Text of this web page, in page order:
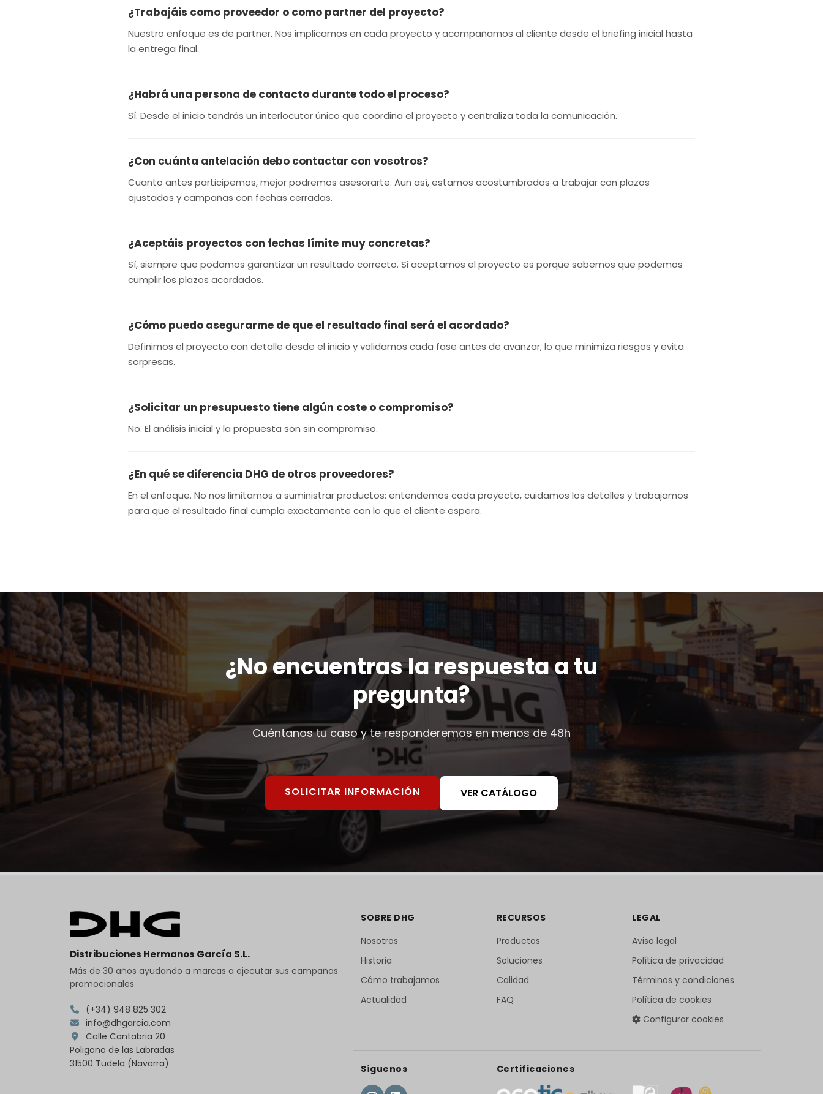
¿Trabajáis como proveedor o como partner del proyecto?
Nuestro enfoque es de partner. Nos implicamos en cada proyecto y acompañamos al cliente desde el briefing inicial hasta
la entrega final.
¿Habrá una persona de contacto durante todo el proceso?
Sí. Desde el inicio tendrás un interlocutor único que coordina el proyecto y centraliza toda la comunicación.
¿Con cuánta antelación debo contactar con vosotros?
Cuanto antes participemos, mejor podremos asesorarte. Aun así, estamos acostumbrados a trabajar con plazos
ajustados y campañas con fechas cerradas.
¿Aceptáis proyectos con fechas límite muy concretas?
Sí, siempre que podamos garantizar un resultado correcto. Si aceptamos el proyecto es porque sabemos que podemos
cumplir los plazos acordados.
¿Cómo puedo asegurarme de que el resultado final será el acordado?
Definimos el proyecto con detalle desde el inicio y validamos cada fase antes de avanzar, lo que minimiza riesgos y evita
sorpresas.
¿Solicitar un presupuesto tiene algún coste o compromiso?
No. El análisis inicial y la propuesta son sin compromiso.
¿En qué se diferencia DHG de otros proveedores?
En el enfoque. No nos limitamos a suministrar productos: entendemos cada proyecto, cuidamos los detalles y trabajamos
para que el resultado final cumpla exactamente con lo que el cliente espera.
¿No encuentras la respuesta a tu
pregunta?
Cuéntanos tu caso y te responderemos en menos de 48h
SOLICITAR INFORMACIÓN VER CATÁLOGO
Distribuciones Hermanos García S.L.
Más de 30 años ayudando a marcas a ejecutar sus campañas
promocionales
(+34) 948 825 302
info@dhgarcia.com
Calle Cantabria 20
Poligono de las Labradas
31500 Tudela (Navarra)
SOBRE DHG
Nosotros
Historia
Cómo trabajamos
Actualidad
RECURSOS
Productos
Soluciones
Calidad
FAQ
LEGAL
Aviso legal
Política de privacidad
Términos y condiciones
Política de cookies
Configurar cookies
Síguenos Certificaciones